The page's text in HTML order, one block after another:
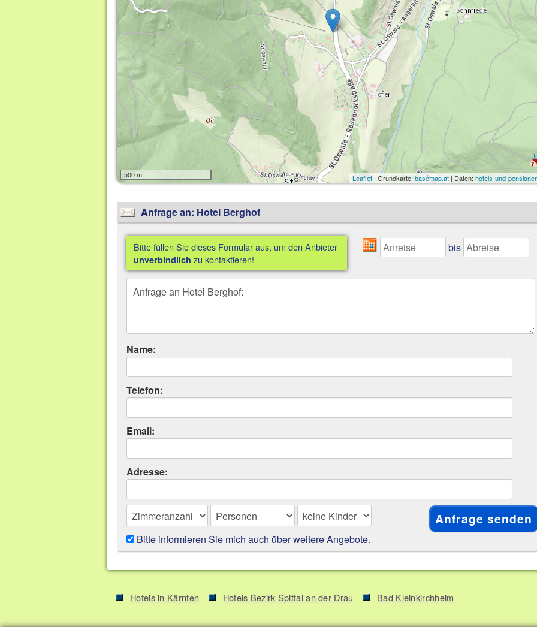
500 m Leaflet| Grundkarte:basemap.at | Daten:hotels-und-
Anfrage an: Hotel Berghof
Bitte füllen Sie dieses Formular aus, um den Anbieter
unverbindlich zu kontaktieren!
bis
Name:
Telefon:
Email:
Adresse:
Bitte informieren Sie mich auch über weitere Angebote.
Hotels in Kärnten Hotels Bezirk Spittal an der Drau Bad Kleinkirchheim